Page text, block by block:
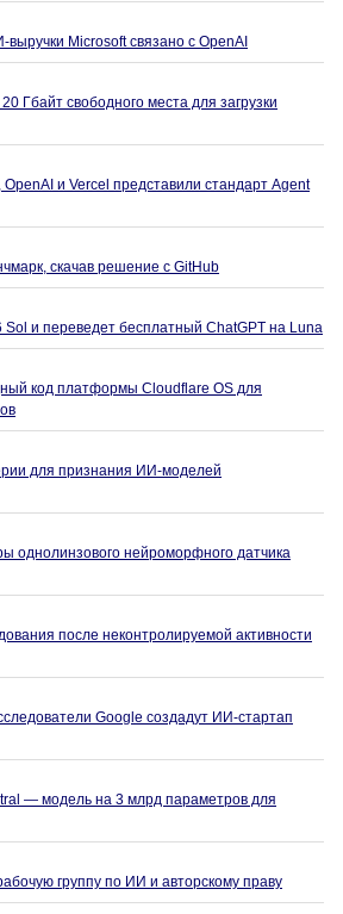
Microsoft связано с OpenAI
Гбайт свободного места для загрузки
и Vercel представили стандарт Agent
скачав решение с GitHub
Sol и переведет бесплатный ChatGPT на Luna
код платформы Cloudflare OS для
для признания ИИ-моделей
однолинзового нейроморфного датчика
после неконтролируемой активности
Google создадут ИИ-стартап
— модель на 3 млрд параметров для
группу по ИИ и авторскому праву